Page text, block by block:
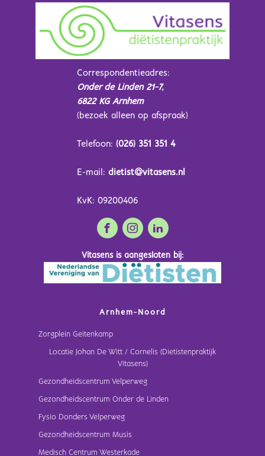
Correspondentieadres:
Onder de Linden 21-7,
6822 KG Arnhem
(bezoek alleen op afspraak)
Telefoon: (026) 351 351 4
E-mail: dietist@vitasens.nl
KvK: 09200406
Vitasens is aangesloten bij:
Arnhem-Noord
Zorgplein Geitenkamp
Locatie Johan De Witt / Cornelis (Dietistenpraktijk
Vitasens)
Gezondheidscentrum Velperweg
Gezondheidscentrum Onder de Linden
Fysio Donders Velperweg
Gezondheidscentrum Musis
Medisch Centrum Westerkade